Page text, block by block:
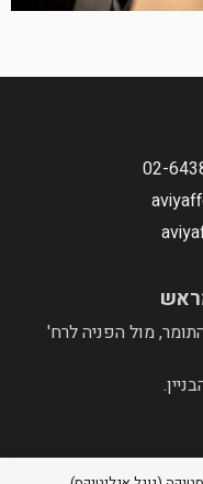
02-
רח' התומר, מול הפניה לרח'